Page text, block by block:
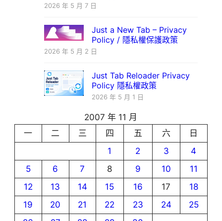
2026 年 5 月 7 日
Just a New Tab – Privacy
Policy / 隱私權保護政策
2026 年 5 月 2 日
Just Tab Reloader Privacy
Policy 隱私權政策
2026 年 5 月 1 日
2007 年 11 月
一
二 三 四 五 六
日
1
2 3
4
5
6 7 8 9 10
11
12
13 14 15 16 17
18
19
20 21 22 23 24
25